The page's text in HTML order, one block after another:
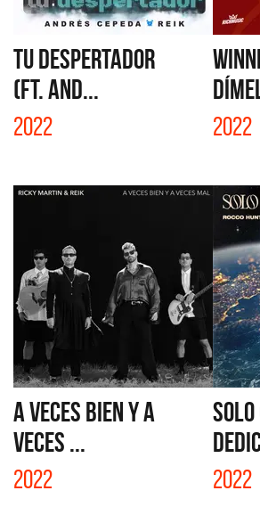
TU DESPERTADOR
(FT. AND...
2022 2022
A VECES BIEN Y A
VECES ...
2022 2022